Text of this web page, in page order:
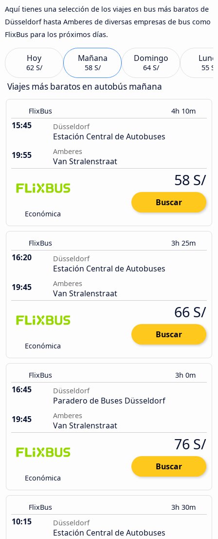
Aquí tienes una selección de los viajes en bus más baratos de
Düsseldorf hasta Amberes de diversas empresas de bus como
FlixBus para los próximos días.
Hoy
62 S/
Mañana
58 S/
Domingo
64 S/ 55 S/
Viajes más baratos en autobús mañana
FlixBus 4h 10m
15:45 Düsseldorf
Estación Central de Autobuses
19:55
Amberes
Van Stralenstraat
Económica
58 S/
Buscar
FlixBus 3h 25m
16:20 Düsseldorf
Estación Central de Autobuses
19:45
Amberes
Van Stralenstraat
Económica
66 S/
Buscar
FlixBus 3h 0m
16:45 Düsseldorf
Paradero de Buses Düsseldorf
19:45
Amberes
Van Stralenstraat
Económica
76 S/
Buscar
FlixBus 3h 30m
10:15 Düsseldorf
Estación Central de Autobuses